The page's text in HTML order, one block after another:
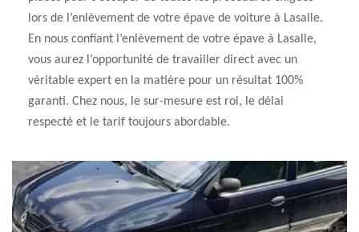
lors de l’enlèvement de votre épave de voiture à Lasalle.
En nous confiant l’enlèvement de votre épave à Lasalle,
vous aurez l’opportunité de travailler direct avec un
véritable expert en la matière pour un résultat 100%
garanti. Chez nous, le sur-mesure est roi, le délai
respecté et le tarif toujours abordable.